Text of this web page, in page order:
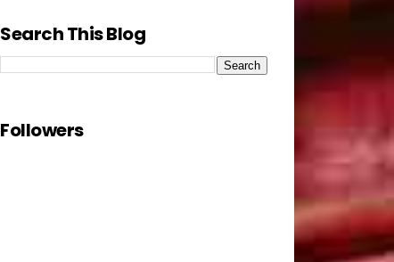
Search This Blog
Followers